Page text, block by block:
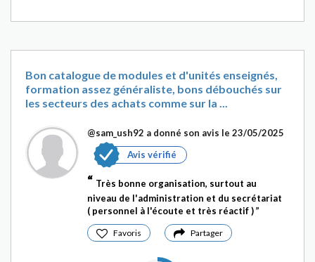
Bon catalogue de modules et d'unités enseignés,
formation assez généraliste, bons débouchés sur
les secteurs des achats comme sur la ...
@sam_ush92 a donné son avis le 23/05/2025
Avis vérifié
Très bonne organisation, surtout au
niveau de l'administration et du secrétariat
( personnel à l'écoute et très réactif )
Favoris Partager